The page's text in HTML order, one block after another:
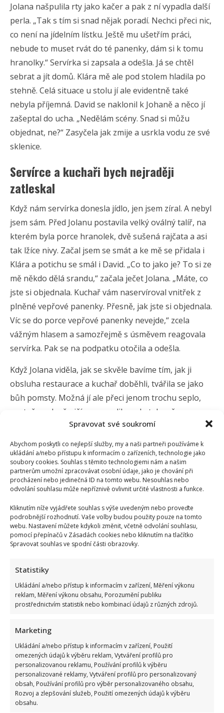
Spravovat své soukromí
Abychom poskytli co nejlepší služby, my a naši partneři používáme k
ukládání a/nebo přístupu k informacím o zařízeních, technologie jako
soubory cookies. Souhlas s těmito technologiemi nám a našim
partnerům umožní zpracovávat osobní údaje, jako je chování při
procházení nebo jedinečná ID na tomto webu. Nesouhlas nebo
odvolání souhlasu může nepříznivě ovlivnit určité vlastnosti a funkce.
Kliknutím níže vyjádřete souhlas s výše uvedeným nebo proveďte
podrobnější rozhodnutí. Vaše volby budou použity pouze na tomto
webu. Nastavení můžete kdykoli změnit, včetně odvolání souhlasu,
pomocí přepínačů v Zásadách cookies nebo kliknutím na tlačítko
Spravovat souhlas ve spodní části obrazovky.
Statistiky
Ukládání a/nebo přístup k informacím v zařízení, Měření výkonu
reklam, Měření výkonu obsahu, Porozumění publiku
prostřednictvím statistik nebo kombinací údajů z různých zdrojů.
Marketing
Ukládání a/nebo přístup k informacím v zařízení, Použití
omezených údajů k výběru reklam, Vytváření profilů pro
personalizovanou reklamu, Používání profilů k výběru
personalizované reklamy, Vytváření profilů pro personalizovaný
obsah, Používání profilů pro výběr personalizovaného obsahu,
Rozvoj a zlepšování služeb, Použití omezených údajů k výběru
obsahu.
Jolana našpulila rty jako kačer a pak z ní vypadla další
perla. „Tak s tím si snad nějak poradí. Nechci přeci nic,
co není na jídelním lístku. Ještě mu ušetřím práci,
nebude to muset rvát do té panenky, dám si k tomu
hranolky.“ Servírka si zapsala a odešla. Já se chtěl
sebrat a jít domů. Klára mě ale pod stolem hladila po
stehně. Celá situace u stolu jí ale evidentně také
nebyla příjemná. David se naklonil k Johaně a něco jí
zašeptal do ucha. „Nedělám scény. Snad si můžu
objednat, ne?“ Zasyčela jak zmije a usrkla vodu ze své
sklenice.
Servírce a kuchaři bych nejraději
zatleskal
Když nám servírka donesla jídlo, jen jsem zíral. A nebyl
jsem sám. Před Jolanu postavila velký oválný talíř, na
kterém byla porce hranolek, dvě sušená rajčata a asi
tak lžíce nivy. Začal jsem se smát a ke mě se přidala i
Klára a potichu se smál i David. „Co to jako je? To si ze
mě někdo dělá srandu,“ začala ječet Jolana. „Máte, co
jste si objednala. Kuchař vám naservíroval vnitřek z
plněné vepřové panenky. Přesně, jak jste si objednala.
Víc se do porce vepřové panenky nevejde,“ zcela
vážným hlasem a samozřejmě s úsměvem reagovala
servírka. Pak se na podpatku otočila a odešla.
Když Jolana viděla, jak se skvěle bavíme tím, jak ji
obsluha restaurace a kuchař doběhli, tvářila se jako
bůh pomsty. Možná jí ale přeci jenom trochu seplo,
protože pak už ničím neprudila a zbytek večera
proběhl normálně.
S Davidem občas na pivko zajdu, ale netoužím po tom,
abych se viděl i s Jolanou. Klára s ní také tráví daleko
méně času. Prý je to ale s Jolanou lepší, už se netváří
tak sebejistě. Tak uvidíme, třeba ještě někdy společná
večeře proběhne.
Zdroj: Autorský text, čtenářský text